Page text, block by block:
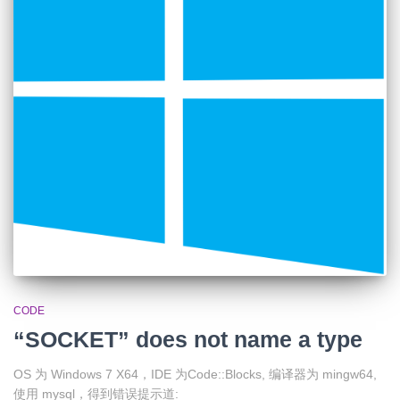
CODE
“SOCKET” does not name a type
OS 为 Windows 7 X64，IDE 为Code::Blocks, 编译器为 mingw64,
使用 mysql，得到错误提示道: